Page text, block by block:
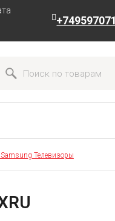
Samsung Телевизоры